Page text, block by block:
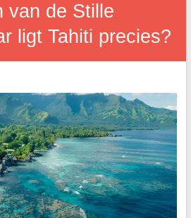
van de Stille
ligt Tahiti precies?